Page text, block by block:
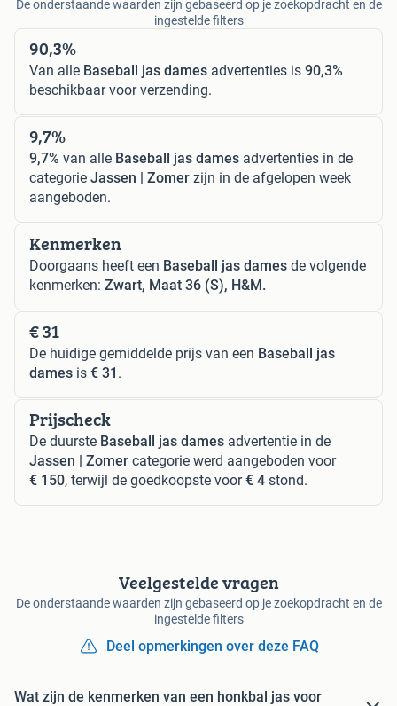
De onderstaande waarden zijn gebaseerd op je zoekopdracht en de
ingestelde filters
90,3%
Van alle Baseball jas dames advertenties is 90,3%
beschikbaar voor verzending.
9,7%
9,7% van alle Baseball jas dames advertenties in de
categorie Jassen | Zomer zijn in de afgelopen week
aangeboden.
Kenmerken
Doorgaans heeft een Baseball jas dames de volgende
kenmerken: Zwart, Maat 36 (S), H&M.
€ 31
De huidige gemiddelde prijs van een Baseball jas
dames is € 31 .
Prijscheck
De duurste Baseball jas dames advertentie in de
Jassen | Zomer categorie werd aangeboden voor
€ 150, terwijl de goedkoopste voor€ 4 stond.
Veelgestelde vragen
De onderstaande waarden zijn gebaseerd op je zoekopdracht en de
ingestelde filters
Deel opmerkingen over deze FAQ
Wat zijn de kenmerken van een honkbal jas voor